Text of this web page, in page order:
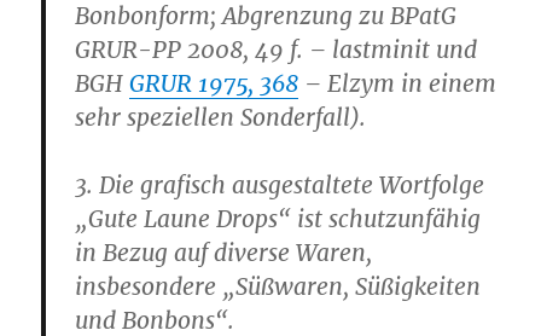
Bonbonform; Abgrenzung zu BPatG
GRUR-PP 2008, 49 f. – lastminit und
BGHGRUR 1975, 368 – Elzym in einem
sehr speziellen Sonderfall).
3. Die grafisch ausgestaltete Wortfolge
„Gute Laune Drops“ ist schutzunfähig
in Bezug auf diverse Waren,
insbesondere „Süßwaren, Süßigkeiten
und Bonbons“.